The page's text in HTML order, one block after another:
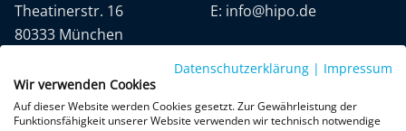
Theatinerstr. 16
80333 München
E: info@hipo.de
Datenschutzerklärung | Impressum
Wir verwenden Cookies
Auf dieser Website werden Cookies gesetzt. Zur Gewährleistung der
Funktionsfähigkeit unserer Website verwenden wir technisch notwendige